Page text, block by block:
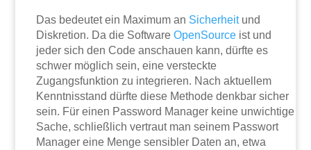
Das bedeutet ein Maximum an Sicherheitund
Diskretion. Da die SoftwareOpenSource ist und
jeder sich den Code anschauen kann, dürfte es
schwer möglich sein, eine versteckte
Zugangsfunktion zu integrieren. Nach aktuellem
Kenntnisstand dürfte diese Methode denkbar sicher
sein. Für einen Password Manager keine unwichtige
Sache, schließlich vertraut man seinem Passwort
Manager eine Menge sensibler Daten an, etwa